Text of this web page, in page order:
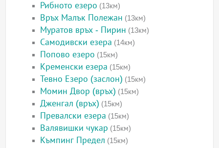
Рибното езеро (13км)
Връх Малък Полежан (13км)
Муратов връх - Пирин (13км)
Самодивски езера (14км)
Попово езеро (15км)
Кременски езера (15км)
Тевно Езеро (заслон) (15км)
Момин Двор (връх) (15км)
Дженгал (връх) (15км)
Превалски езера (15км)
Валявишки чукар (15км)
Къмпинг Предел (15км)